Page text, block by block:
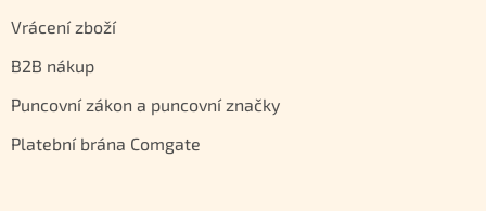
Vrácení zboží
B2B nákup
Puncovní zákon a puncovní značky
Platební brána Comgate